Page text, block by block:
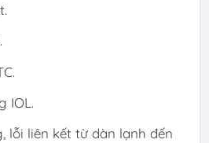
IOL.
lỗi liên kết từ dàn lạnh đến